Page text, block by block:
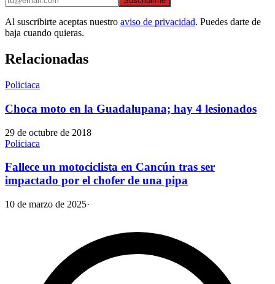
Al suscribirte aceptas nuestro aviso de privacidad. Puedes darte de
baja cuando quieras.
Relacionadas
Policiaca
Choca moto en la Guadalupana; hay 4 lesionados
29 de octubre de 2018
Policiaca
Fallece un motociclista en Cancún tras ser
impactado por el chofer de una pipa
10 de marzo de 2025·